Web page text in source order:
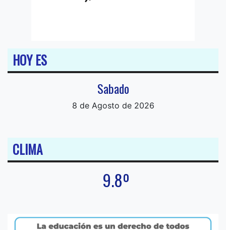
HOY ES
Sabado
8 de Agosto de 2026
CLIMA
9.8º